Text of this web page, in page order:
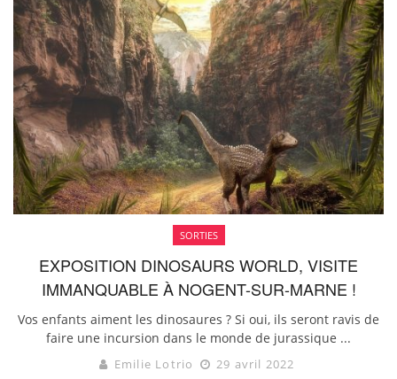
SORTIES
EXPOSITION DINOSAURS WORLD, VISITE
IMMANQUABLE À NOGENT-SUR-MARNE !
Vos enfants aiment les dinosaures ? Si oui, ils seront ravis de
faire une incursion dans le monde de jurassique ...
Emilie Lotrio 29 avril 2022